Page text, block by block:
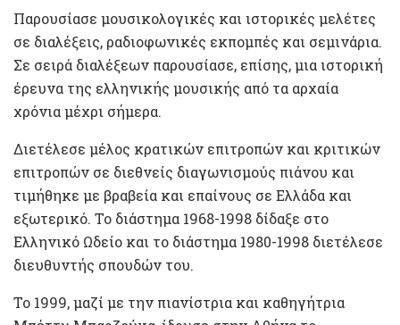
Παρουσίασε μουσικολογικές και ιστορικές μελέτες
σε διαλέξεις, ραδιοφωνικές εκπομπές και σεμινάρια.
Σε σειρά διαλέξεων παρουσίασε, επίσης, μια ιστορική
έρευνα της ελληνικής μουσικής από τα αρχαία
χρόνια μέχρι σήμερα.
Διετέλεσε μέλος κρατικών επιτροπών και κριτικών
επιτροπών σε διεθνείς διαγωνισμούς πιάνου και
τιμήθηκε με βραβεία και επαίνους σε Ελλάδα και
εξωτερικό. Το διάστημα 1968-1998 δίδαξε στο
Ελληνικό Ωδείο και το διάστημα 1980-1998 διετέλεσε
διευθυντής σπουδών του.
Το 1999, μαζί με την πιανίστρια και καθηγήτρια